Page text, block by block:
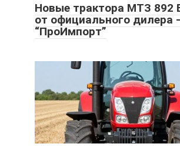
Новые трактора МТЗ 892
от официального дилера
“ПроИмпорт”